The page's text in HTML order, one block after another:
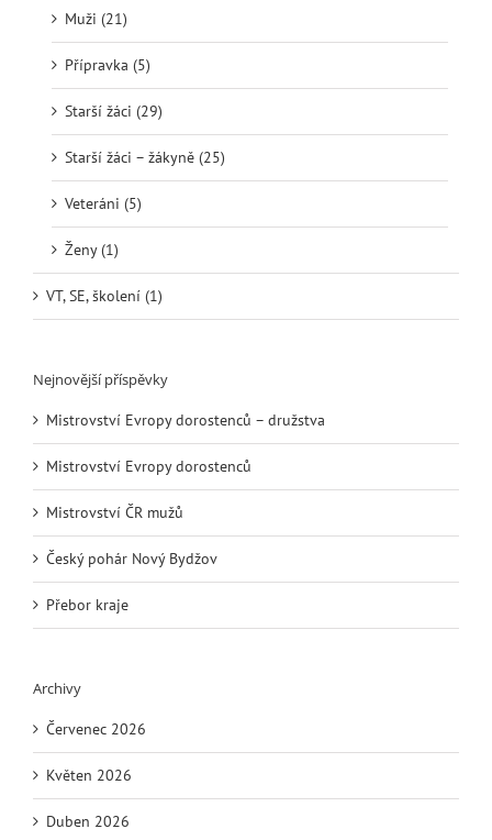
Muži (21)
Přípravka (5)
Starší žáci (29)
Starší žáci – žákyně (25)
Veteráni (5)
Ženy (1)
VT, SE, školení (1)
Nejnovější příspěvky
Mistrovství Evropy dorostenců – družstva
Mistrovství Evropy dorostenců
Mistrovství ČR mužů
Český pohár Nový Bydžov
Přebor kraje
Archivy
Červenec 2026
Květen 2026
Duben 2026